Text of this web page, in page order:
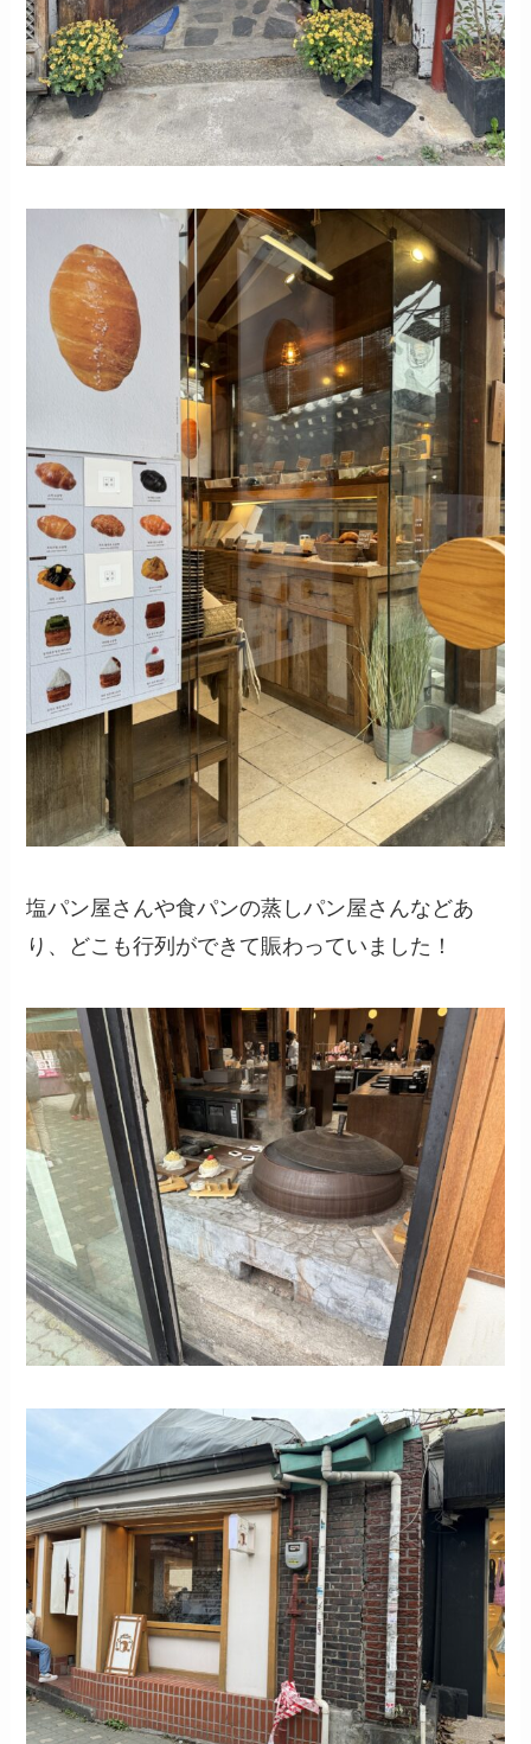
塩パン屋さんや食パンの蒸しパン屋さんなどあ
り、どこも行列ができて賑わっていました！